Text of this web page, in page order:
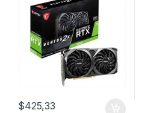
$425,33